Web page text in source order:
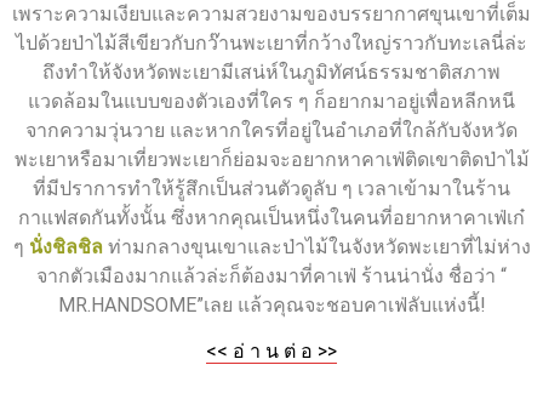
เพราะความเงียบและความสวยงามของบรรยากาศขุนเขาที่เต็ม
ไปด้วยป่าไม้สีเขียวกับกว๊านพะเยาที่กว้างใหญ่ราวกับทะเลนี่ล่ะ
ถึงทำให้จังหวัดพะเยามีเสน่ห์ในภูมิทัศน์ธรรมชาติสภาพ
แวดล้อมในแบบของตัวเองที่ใคร ๆ ก็อยากมาอยู่เพื่อหลีกหนี
จากความวุ่นวาย และหากใครที่อยู่ในอำเภอที่ใกล้กับจังหวัด
พะเยาหรือมาเที่ยวพะเยาก็ย่อมจะอยากหาคาเฟ่ติดเขาติดป่าไม้
ที่มีปราการทำให้รู้สึกเป็นส่วนตัวดูลับ ๆ เวลาเข้ามาในร้าน
กาแฟสดกันทั้งนั้น ซึ่งหากคุณเป็นหนึ่งในคนที่อยากหาคาเฟ่เก๋
ๆ นั่งชิลชิลท่ามกลางขุนเขาและป่าไม้ในจังหวัดพะเยาที่ไม่ห่าง
จากตัวเมืองมากแล้วล่ะก็ต้องมาที่คาเฟ่ ร้านน่านั่ง ชื่อว่า “
MR.HANDSOME”เลย แล้วคุณจะชอบคาเฟ่ลับแห่งนี้!
<< อ่ า น ต่ อ >>